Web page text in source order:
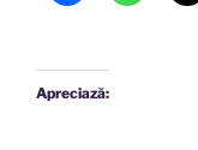
Apreciază: